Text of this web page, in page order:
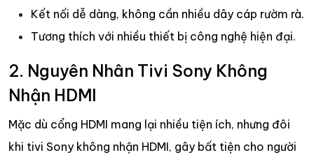
Kết nối dễ dàng, không cần nhiều dây cáp rườm rà.
Tương thích với nhiều thiết bị công nghệ hiện đại.
2. Nguyên Nhân Tivi Sony Không
Nhận HDMI
Mặc dù cổng HDMI mang lại nhiều tiện ích, nhưng đôi
khi tivi Sony không nhận HDMI, gây bất tiện cho người